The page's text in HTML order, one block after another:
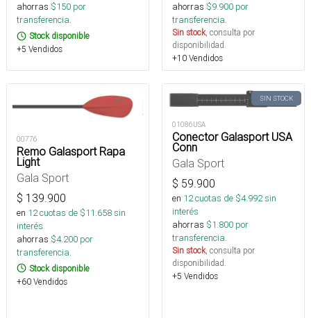
ahorras $150 por
transferencia.
Stock disponible
+5 Vendidos
ahorras $9.900 por
transferencia.
Sin stock, consulta por
disponibilidad.
+10 Vendidos
00776
Remo Galasport Rapa
Light
Gala Sport
$ 139.900
en 12cuotas de $11.658sin
interés
ahorras $4.200 por
transferencia.
Stock disponible
+60 Vendidos
SIN STOCK
01086USA
Conector Galasport USA
Conn
Gala Sport
$ 59.900
en 12cuotas de $4.992sin
interés
ahorras $1.800 por
transferencia.
Sin stock, consulta por
disponibilidad.
+5 Vendidos